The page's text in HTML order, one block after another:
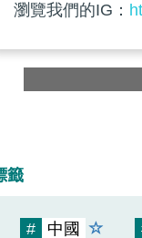
瀏覽我們的IG：
籤
# 中國